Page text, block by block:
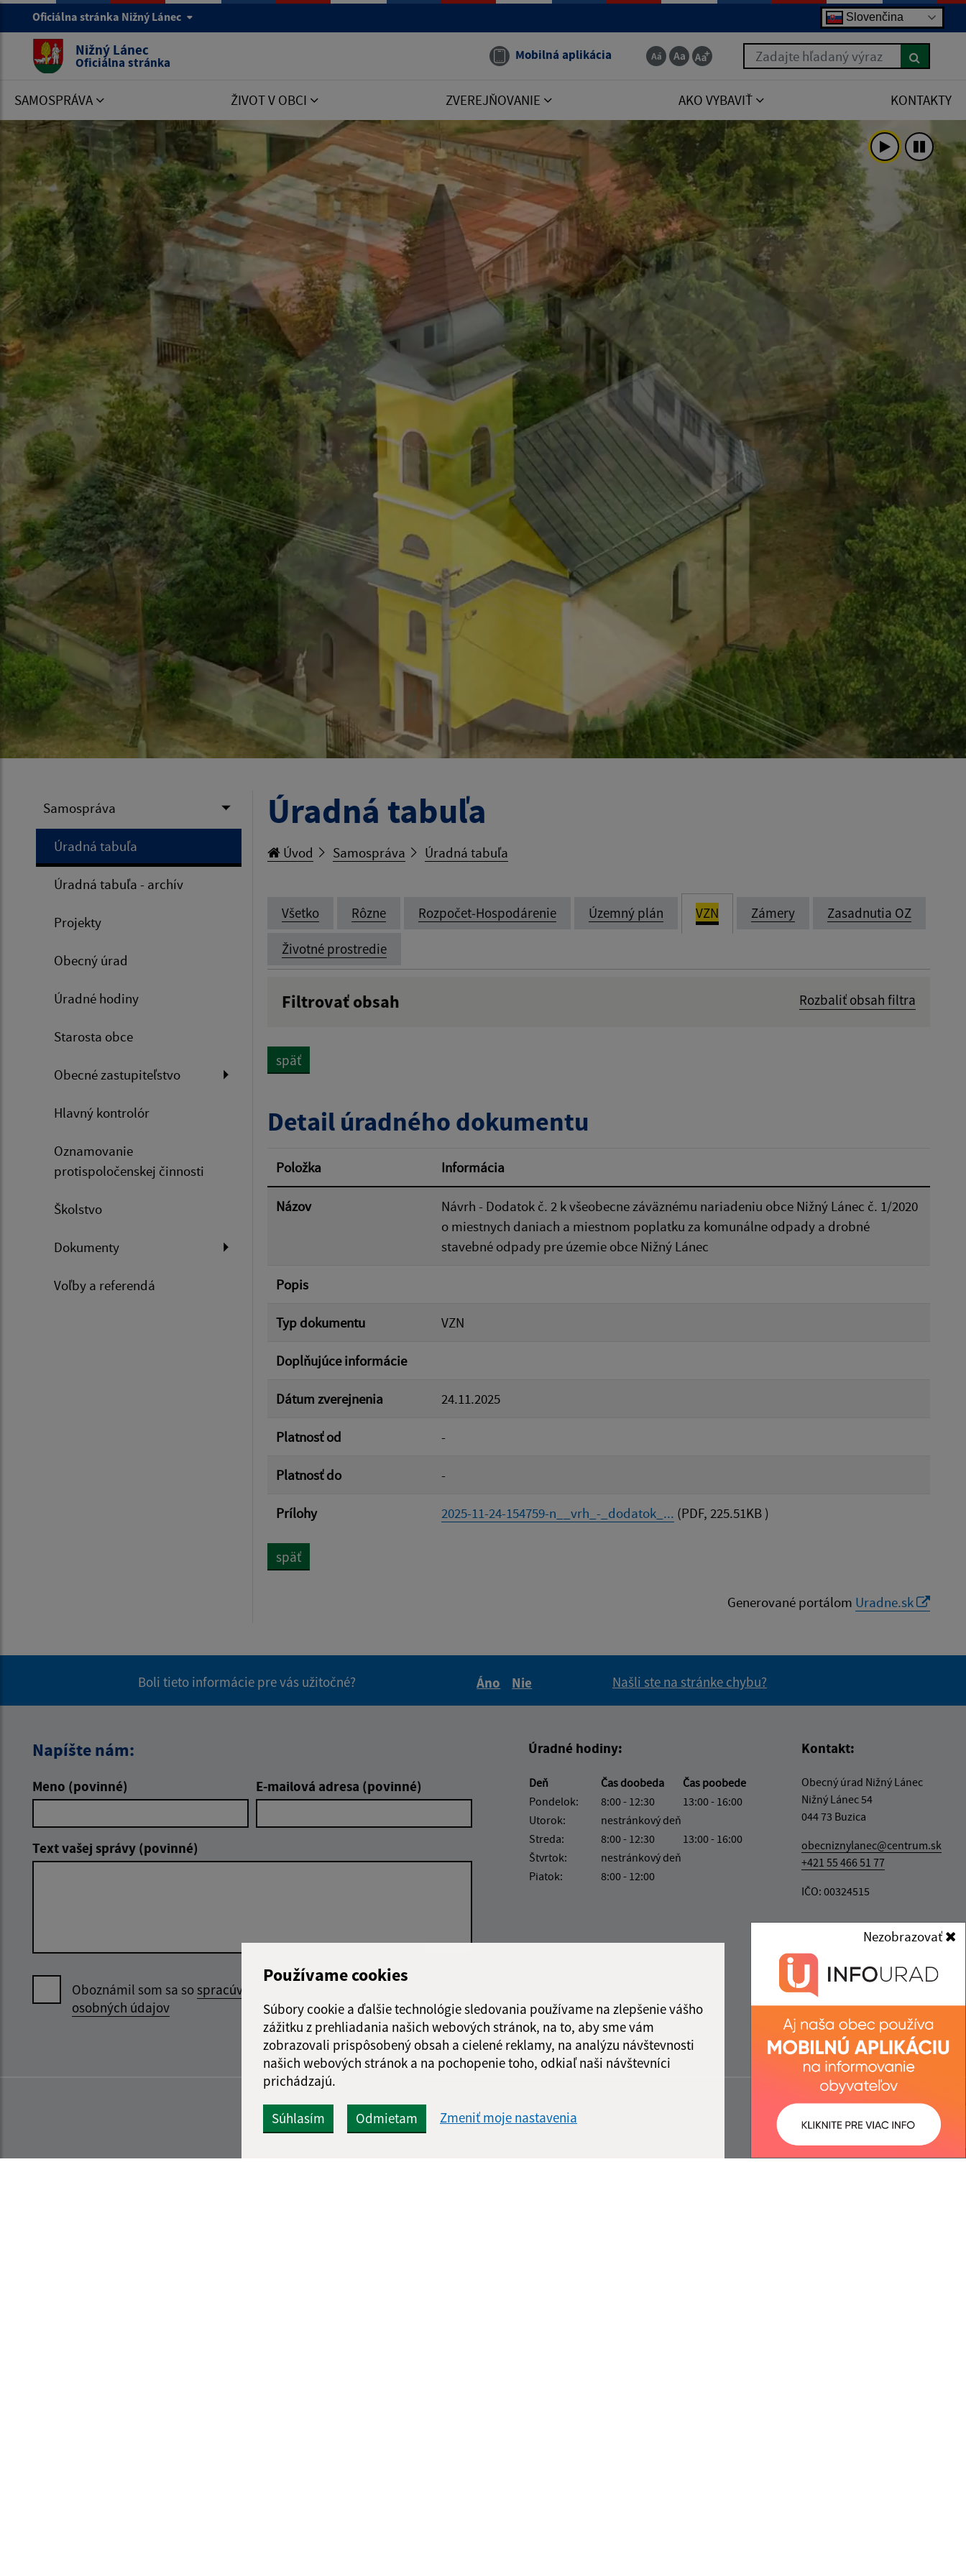
Používame cookies
Súbory cookie a ďalšie technológie sledovania používame na zlepšenie vášho
zážitku z prehliadania našich webových stránok, na to, aby sme vám
zobrazovali prispôsobený obsah a cielené reklamy, na analýzu návštevnosti
našich webových stránok a na pochopenie toho, odkiaľ naši návštevníci
prichádzajú.
Súhlasím Odmietam Zmeniť moje nastavenia
Nezobrazovať
Oficiálna stránka Nižný Lánec Slovenčina
Nižný Lánec
Oficiálna stránka Mobilná aplikácia Zadajte hľadaný výraz
SAMOSPRÁVA ŽIVOT V OBCI ZVEREJŇOVANIE AKO VYBAVIŤ KONTAKTY
Samospráva
Úradná tabuľa
Úradná tabuľa - archív
Projekty
Obecný úrad
Úradné hodiny
Starosta obce
Obecné zastupiteľstvo
Hlavný kontrolór
Oznamovanie
protispoločenskej činnosti
Školstvo
Dokumenty
Voľby a referendá
Úradná tabuľa
Úvod Samospráva Úradná tabuľa
Všetko Rôzne Rozpočet-Hospodárenie Územný plán VZN Zámery Zasadnutia OZ
Životné prostredie
Filtrovať obsah Rozbaliť obsah filtra
Filtrovať
späť
Detail úradného dokumentu
Položka Informácia
Názov
Návrh - Dodatok č. 2 k všeobecne záväznému nariadeniu obce Nižný Lánec č. 1/2020
o miestnych daniach a miestnom poplatku za komunálne odpady a drobné
stavebné odpady pre územie obce Nižný Lánec
Popis
Typ dokumentu VZN
Doplňujúce informácie
Dátum zverejnenia 24.11.2025
Platnosť od -
Platnosť do -
Prílohy 2025-11-24-154759-n__vrh_-_dodatok_... (PDF, 225.51KB )
späť
Generované portálom Uradne.sk
Boli tieto informácie pre vás užitočné?
Áno
Nie
Našli ste na stránke chybu?
Napíšte nám:
Meno (povinné) E-mailová adresa (povinné)
Text vašej správy (povinné)
Oboznámil som sa sospracúvaním
osobných údajov
Google reCaptcha Response
Úradné hodiny:
Deň Čas doobeda
Čas poobede
Pondelok:
8:00 - 12:30
13:00 - 16:00
Utorok:
nestránkový deň
Streda:
8:00 - 12:30
13:00 - 16:00
Štvrtok:
nestránkový deň
Piatok:
8:00 - 12:00
Kontakt:
Obecný úrad Nižný Lánec
Nižný Lánec 54
044 73 Buzica
obecniznylanec@centrum.sk
+421 55 466 51 77
IČO: 00324515